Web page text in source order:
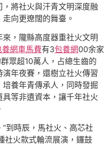
將社火與汗青文明深度融
向更遼闊的舞臺。
，隴縣高度器重社火文明
養網車馬費有3包養網00余家
眾超10萬人，占總生齒的
年夜賽，還樹立社火傳習
養年青傳承人，同時發掘
具等非遺資本，讓千年社火
到時辰，馬社火、高芯社
社火款式輪流展演，鑼鼓